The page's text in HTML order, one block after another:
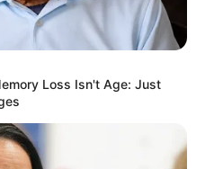
&
Loss Isn't Age: Just